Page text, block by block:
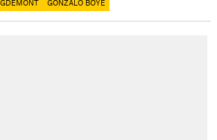
GONZALO BOYE